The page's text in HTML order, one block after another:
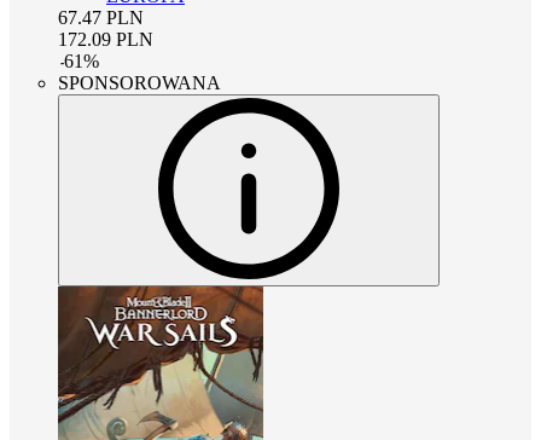
67.47 PLN
172.09 PLN
-61%
SPONSOROWANA